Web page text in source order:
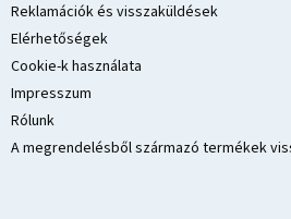
Reklamációk és visszaküldések
Elérhetőségek
Cookie-k használata
Impresszum
Rólunk
A megrendelésből származó termékek